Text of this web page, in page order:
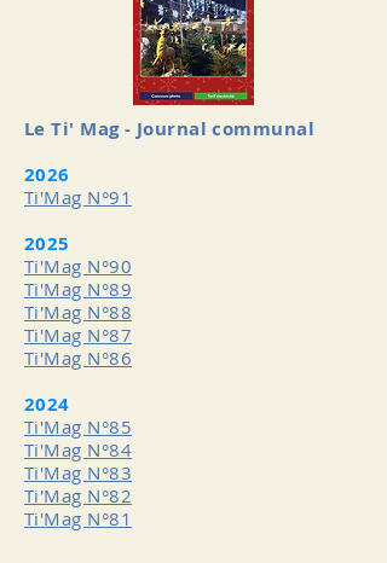
Le Ti' Mag - Journal communal
2026
Ti'Mag N°91
2025
Ti'Mag N°90
Ti'Mag N°89
Ti'Mag N°88
Ti'Mag N°87
Ti'Mag N°86
2024
Ti'Mag N°85
Ti'Mag N°84
Ti'Mag N°83
Ti'Mag N°82
Ti'Mag N°81